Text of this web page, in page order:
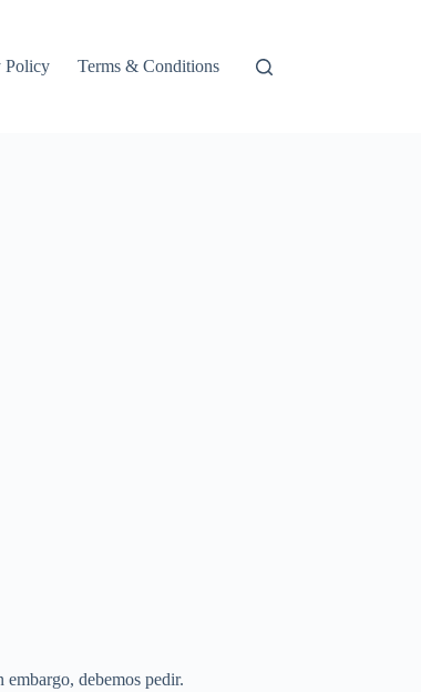
Policy Terms & Conditions
debemos pedir.